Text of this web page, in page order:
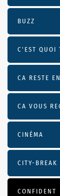
BUZZ
C'EST QUOI
CA RESTE
CA VOUS
CINÉMA
CITY-BREAK
CONFIDENT